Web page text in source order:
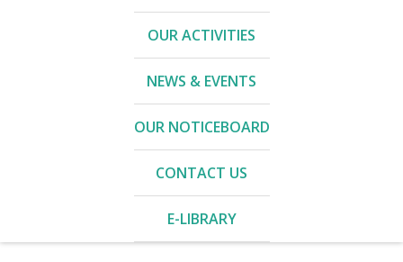
OUR ACTIVITIES
NEWS & EVENTS
OUR NOTICEBOARD
CONTACT US
E-LIBRARY